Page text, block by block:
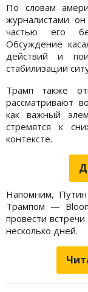
По словам
журналистами
частью его
Обсуждение
действий и
стабилизации
Трамп также
рассматривают
как важный
стремятся к
контексте.
Напомним, Путин
Трампом —
провести
несколько дней.